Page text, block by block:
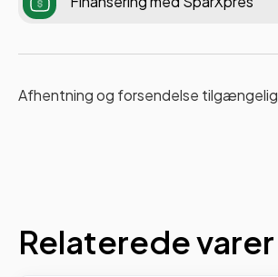
Afhentning og forsendelse tilgængelig
Relaterede varer